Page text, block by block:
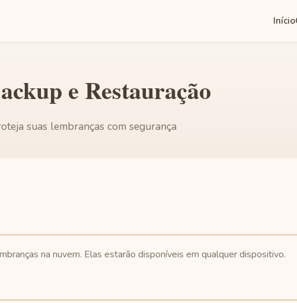
Início
e Restauração
suas lembranças com segurança
na nuvem. Elas estarão disponíveis em qualquer dispositivo.